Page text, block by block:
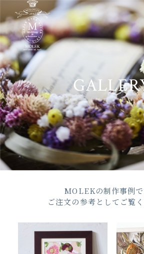
MOLEKの制作事例で
ご注文の参考としてご覧く